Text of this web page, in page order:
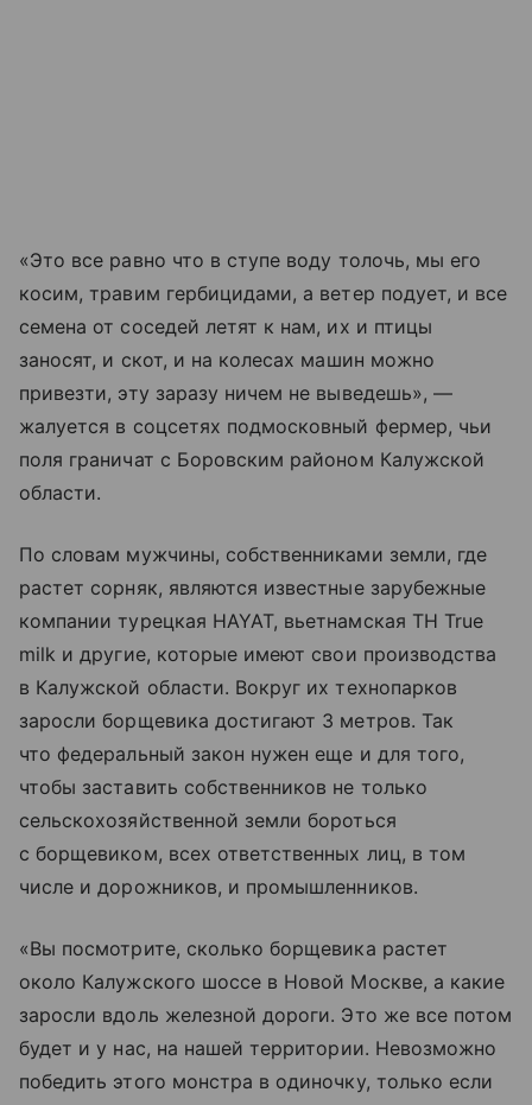
«Это все равно что в ступе воду толочь, мы его
косим, травим гербицидами, а ветер подует, и все
семена от соседей летят к нам, их и птицы
заносят, и скот, и на колесах машин можно
привезти, эту заразу ничем не выведешь», —
жалуется в соцсетях подмосковный фермер, чьи
поля граничат с Боровским районом Калужской
области.
По словам мужчины, собственниками земли, где
растет сорняк, являются известные зарубежные
компании турецкая HAYAT, вьетнамская TH True
milk и другие, которые имеют свои производства
в Калужской области. Вокруг их технопарков
заросли борщевика достигают 3 метров. Так
что федеральный закон нужен еще и для того,
чтобы заставить собственников не только
сельскохозяйственной земли бороться
с борщевиком, всех ответственных лиц, в том
числе и дорожников, и промышленников.
«Вы посмотрите, сколько борщевика растет
около Калужского шоссе в Новой Москве, а какие
заросли вдоль железной дороги. Это же все потом
будет и у нас, на нашей территории. Невозможно
победить этого монстра в одиночку, только если